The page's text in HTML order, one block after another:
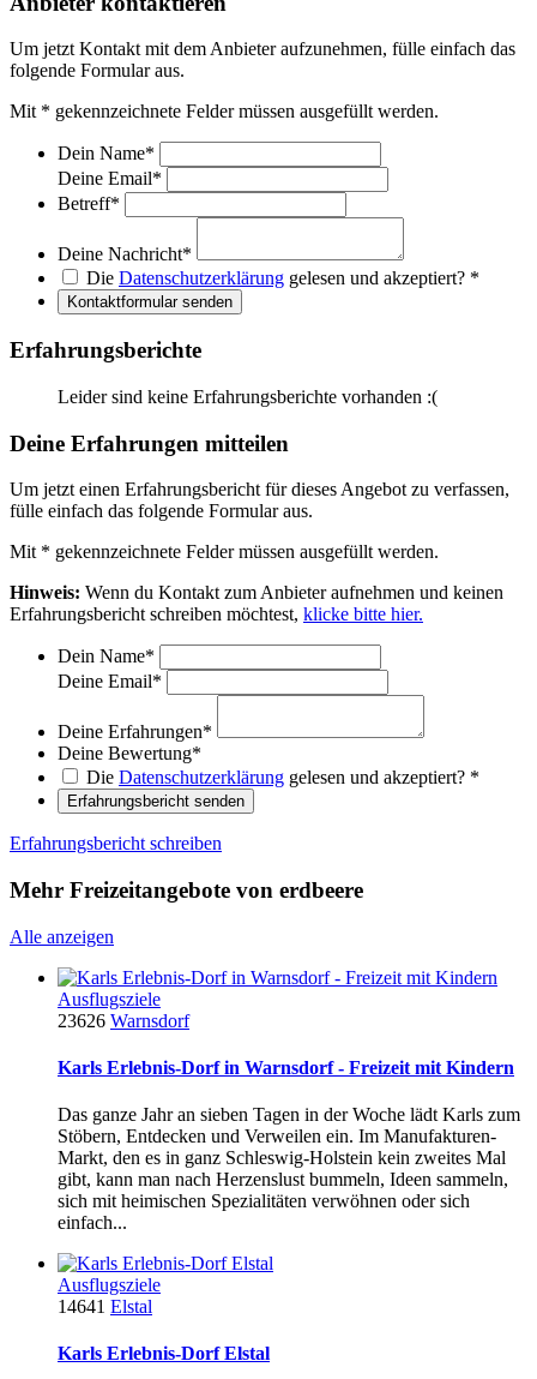
Um jetzt Kontakt mit dem Anbieter aufzunehmen, fülle einfach das
folgende Formular aus.
Mit * gekennzeichnete Felder müssen ausgefüllt werden.
Dein Name*
Deine Email*
Betreff*
Deine Nachricht*
Die Datenschutzerklärung gelesen und akzeptiert? *
Kontaktformular senden
Erfahrungsberichte
Leider sind keine Erfahrungsberichte vorhanden :(
Deine Erfahrungen mitteilen
Um jetzt einen Erfahrungsbericht für dieses Angebot zu verfassen,
fülle einfach das folgende Formular aus.
Mit * gekennzeichnete Felder müssen ausgefüllt werden.
Hinweis: Wenn du Kontakt zum Anbieter aufnehmen und keinen
Erfahrungsbericht schreiben möchtest, klicke bitte hier.
Dein Name*
Deine Email*
Deine Erfahrungen*
Deine Bewertung*
Die Datenschutzerklärung gelesen und akzeptiert? *
Erfahrungsbericht senden
Erfahrungsbericht schreiben
Mehr Freizeitangebote von erdbeere
Alle anzeigen
Ausflugsziele
23626 Warnsdorf
Karls Erlebnis-Dorf in Warnsdorf - Freizeit mit Kindern
Das ganze Jahr an sieben Tagen in der Woche lädt Karls zum
Stöbern, Entdecken und Verweilen ein. Im Manufakturen-
Markt, den es in ganz Schleswig-Holstein kein zweites Mal
gibt, kann man nach Herzenslust bummeln, Ideen sammeln,
sich mit heimischen Spezialitäten verwöhnen oder sich
einfach...
Ausflugsziele
14641 Elstal
Karls Erlebnis-Dorf Elstal